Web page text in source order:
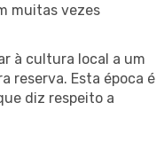
muitas vezes
à cultura local a um
reserva. Esta época é
diz respeito a